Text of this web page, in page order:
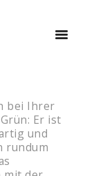
bei Ihrer
Er ist
und
rundum